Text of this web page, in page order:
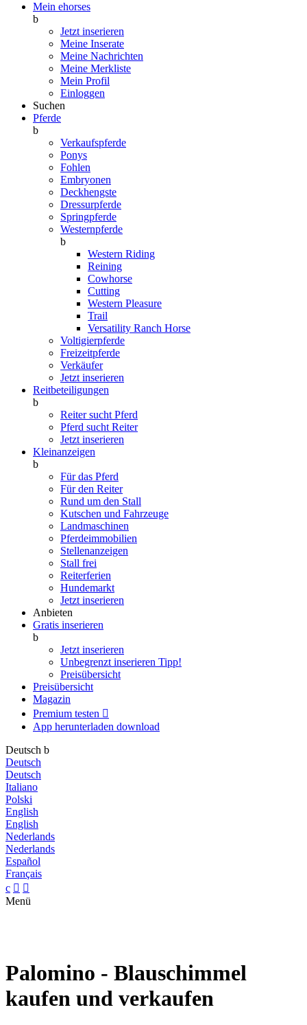
Mein ehorses
b
Jetzt inserieren
Meine Inserate
Meine Nachrichten
Meine Merkliste
Mein Profil
Einloggen
Suchen
Pferde
b
Verkaufspferde
Ponys
Fohlen
Embryonen
Deckhengste
Dressurpferde
Springpferde
Westernpferde
b
Western Riding
Reining
Cowhorse
Cutting
Western Pleasure
Trail
Versatility Ranch Horse
Voltigierpferde
Freizeitpferde
Verkäufer
Jetzt inserieren
Reitbeteiligungen
b
Reiter sucht Pferd
Pferd sucht Reiter
Jetzt inserieren
Kleinanzeigen
b
Für das Pferd
Für den Reiter
Rund um den Stall
Kutschen und Fahrzeuge
Landmaschinen
Pferdeimmobilien
Stellenanzeigen
Stall frei
Reiterferien
Hundemarkt
Jetzt inserieren
Anbieten
Gratis inserieren
b
Jetzt inserieren
Unbegrenzt inserieren Tipp!
Preisübersicht
Preisübersicht
Magazin
Premium testen 
App herunterladen download
Deutsch b
Deutsch
Deutsch
Italiano
Polski
English
English
Nederlands
Nederlands
Español
Français
c  
Menü
Palomino - Blauschimmel
kaufen und verkaufen